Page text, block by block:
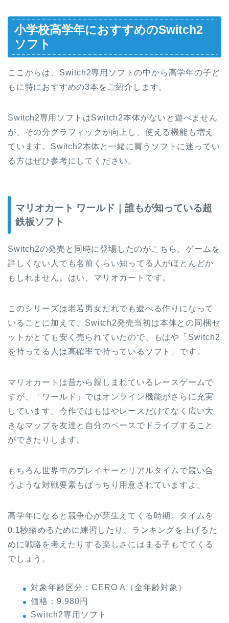
小学校高学年におすすめのSwitch2
ソフト
ここからは、Switch2専用ソフトの中から高学年の子ど
もに特におすすめの3本をご紹介します。
Switch2専用ソフトはSwitch2本体がないと遊べません
が、その分グラフィックが向上し、使える機能も増え
ています。Switch2本体と一緒に買うソフトに迷ってい
る方はぜひ参考にしてください。
マリオカート ワールド｜誰もが知っている超
鉄板ソフト
Switch2の発売と同時に登場したのがこちら。ゲームを
詳しくない人でも名前くらい知ってる人がほとんどか
もしれません。はい、マリオカートです。
このシリーズは老若男女だれでも遊べる作りになって
いることに加えて、Switch2発売当初は本体との同梱セ
ットがとても安く売られていたので、もはや「Switch2
を持ってる人は高確率で持っているソフト」です。
マリオカートは昔から親しまれているレースゲームで
すが、「ワールド」ではオンライン機能がさらに充実
しています。今作ではもはやレースだけでなく広い大
きなマップを友達と自分のペースでドライブすること
ができたりします。
もちろん世界中のプレイヤーとリアルタイムで競い合
うような対戦要素もばっちり用意されていますよ。
高学年になると競争心が芽生えてくる時期。タイムを
0.1秒縮めるために練習したり、ランキングを上げるた
めに戦略を考えたりする楽しさにはまる子もでてくる
でしょう。
対象年齢区分：CERO A（全年齢対象）
価格：9,980円
Switch2専用ソフト